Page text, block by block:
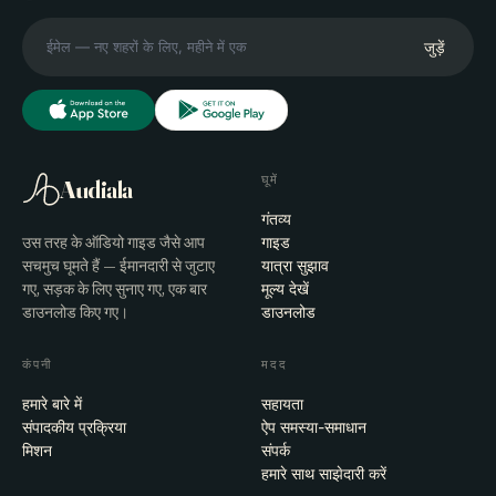
जुड़ें
Audiala
उस तरह के ऑडियो गाइड जैसे आप
सचमुच घूमते हैं — ईमानदारी से जुटाए
गए, सड़क के लिए सुनाए गए, एक बार
डाउनलोड किए गए।
घूमें
गंतव्य
गाइड
यात्रा सुझाव
मूल्य देखें
डाउनलोड
कंपनी
हमारे बारे में
संपादकीय प्रक्रिया
मिशन
मदद
सहायता
ऐप समस्या-समाधान
संपर्क
हमारे साथ साझेदारी करें